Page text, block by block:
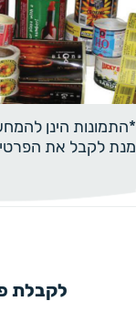
*התמונות הינן
מנת לקבל את
לקבלת